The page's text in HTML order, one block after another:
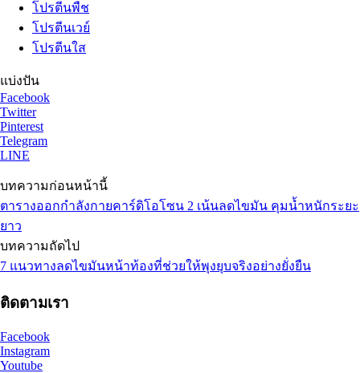
โปรตีนพืช
โปรตีนเวย์
โปรตีนใส
แบ่งปัน
Facebook
Twitter
Pinterest
Telegram
LINE
บทความก่อนหน้านี้
ตารางออกกำลังกายคาร์ดิโอโซน 2 เน้นลดไขมัน คุมน้ำหนักระยะ
ยาว
บทความถัดไป
7 แนวทางลดไขมันหน้าท้องที่ช่วยให้พุงยุบจริงอย่างยั่งยืน
ติดตามเรา
Facebook
Instagram
Youtube